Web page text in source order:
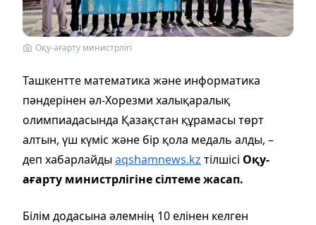
Оқу-ағарту министрлігі
Ташкентте математика және информатика
пәндерінен әл-Хорезми халықаралық
олимпиадасында Қазақстан құрамасы төрт
алтын, үш күміс және бір қола медаль алды, –
деп хабарлайдыaqshamnews.kz тілшісі Оқу-
ағарту министрлігіне сілтеме жасап.
Білім додасына әлемнің 10 елінен келген